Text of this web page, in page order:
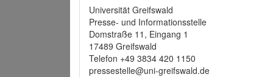
Universität Greifswald
Presse- und Informationsstelle
Domstraße 11, Eingang 1
17489 Greifswald
Telefon +49 3834 420 1150
pressestelle@uni-greifswald.de